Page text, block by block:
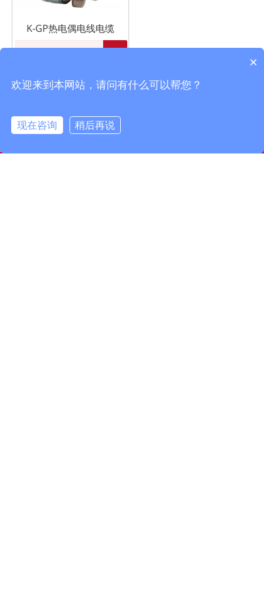
K-GP热电偶电线电缆
15358868788
info@fmcable.com
凤鸣公众号
×
欢迎来到本网站，请问有什么可以帮您？
现在咨询 稍后再说